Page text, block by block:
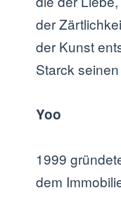
der
der Kunst
Starck
Yoo
1999
dem